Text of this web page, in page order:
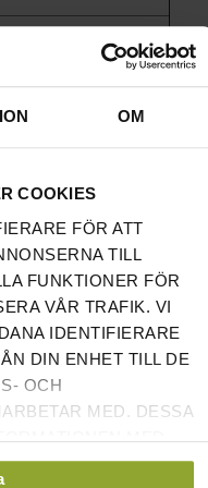
OM
COOKIES
FÖR ATT
TILL
FUNKTIONER FÖR
VÅR TRAFIK. VI
IDENTIFIERARE
DIN ENHET TILL DE
OCH
MED. DESSA
MED
HAR
Ett ordentligt
är en av
Ett half rack i
skivstång och
samtliga
får du
hittar du här!